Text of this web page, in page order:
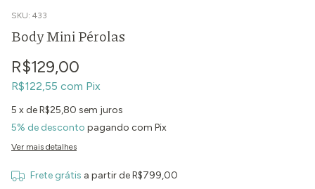
SKU: 433
Body Mini Pérolas
R$129,00
R$122,55 com Pix
5 x deR$25,80 sem juros
5% de desconto pagando com Pix
Ver mais detalhes
Frete grátis a partir deR$799,00